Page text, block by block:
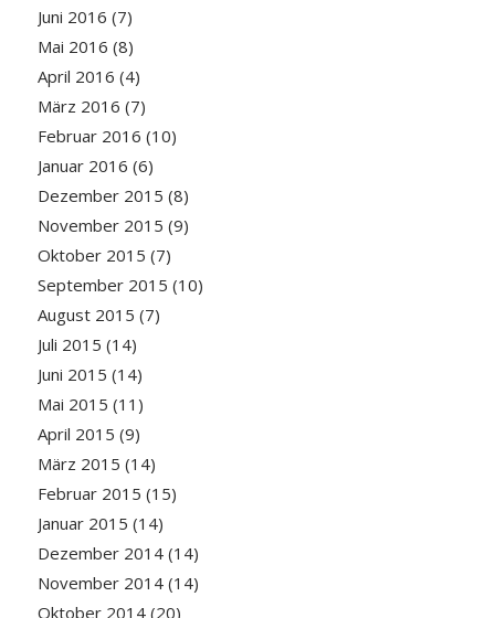
Juni 2016 (7)
Mai 2016 (8)
April 2016 (4)
März 2016 (7)
Februar 2016 (10)
Januar 2016 (6)
Dezember 2015 (8)
November 2015 (9)
Oktober 2015 (7)
September 2015 (10)
August 2015 (7)
Juli 2015 (14)
Juni 2015 (14)
Mai 2015 (11)
April 2015 (9)
März 2015 (14)
Februar 2015 (15)
Januar 2015 (14)
Dezember 2014(14)
November 2014(14)
Oktober 2014(20)